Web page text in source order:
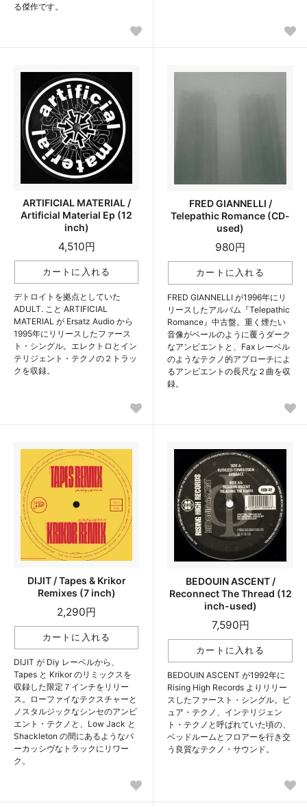
る傑作です。
ARTIFICIAL MATERIAL /
Artificial Material Ep (12
inch)
4,510円
デトロイトを拠点としていた
ADULT. こと ARTIFICIAL
MATERIAL が Ersatz Audio から
1995年にリリースしたファース
ト・シングル。エレクトロとイン
テリジェント・テクノの２トラッ
クを収録。
FRED GIANNELLI /
Telepathic Romance (CD-
used)
980円
FRED GIANNELLI が1996年にリ
リースしたアルバム『Telepathic
Romance』中古盤。重く煙たい
音像がベールのように覆うダーク
なアンビエントと、Fax レーベル
のようなテクノ的アプローチによ
るアンビエントの長尺な２曲を収
録。
DIJIT / Tapes & Krikor
Remixes (7 inch)
2,290円
DIJIT が Diy レーベルから、
Tapes と Krikor のリミックスを
収録した限定７インチをリリー
ス。ローファイなテクスチャーと
ノスタルジックなシンセのアンビ
エント・テクノと、Low Jack と
Shackleton の間にあるようなパ
ーカッシヴなトラックにリワー
ク。
BEDOUIN ASCENT /
Reconnect The Thread (12
inch-used)
7,590円
BEDOUIN ASCENT が1992年に
Rising High Records よりリリー
スしたファースト・シングル。ピ
ュア・テクノ、インテリジェン
ト・テクノと呼ばれていた頃の、
ベッドルームとフロアーを行き交
う良質なテクノ・サウンド。